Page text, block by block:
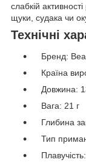
слабкій
щуки, судака чи
Технічні
Бренд:
Країна
Довжина:
Вага: 21 г
Глибина
Тип